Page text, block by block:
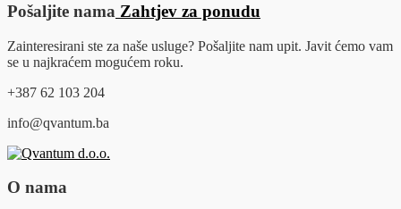
Pošaljite nama Zahtjev za ponudu
Zainteresirani ste za naše usluge? Pošaljite nam upit. Javit ćemo vam
se u najkraćem mogućem roku.
+387 62 103 204
info@qvantum.ba
O nama